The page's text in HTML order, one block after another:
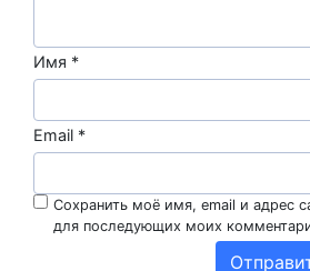
Имя *
Email *
Сохранить моё имя, email и адрес
для последующих моих